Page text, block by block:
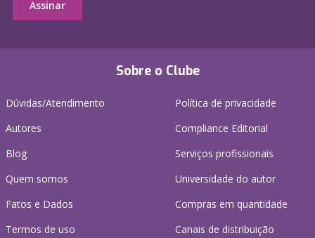
Sobre o Clube
Dúvidas/Atendimento
Autores
Blog
Quem somos
Fatos e Dados
Termos de uso
Política de privacidade
Compliance Editorial
Serviços profissionais
Universidade do autor
Compras em quantidade
Canais de distribuição
Assinar